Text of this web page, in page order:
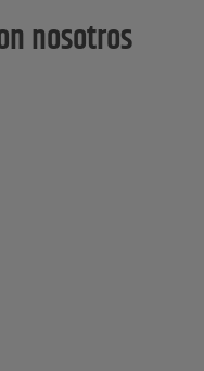
nosotros